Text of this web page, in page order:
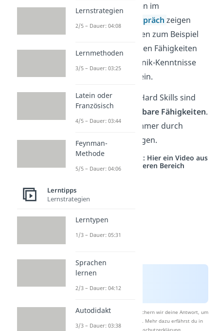
deine Fähigkeiten im
Bewerbungsgesprächzeigen
sollst. Das können zum Beispiel
deine sprachlichen Fähigkeiten
oder deine Technik-Kenntnisse
am Computer sein.
Gut zu wissen:
Hard Skills sind
harte, also greifbare Fähigkeiten.
Du kannst sie immer durch
Nachweise
belegen.
Studyflix vernetzt: Hier ein Video aus
einem anderen Bereich
Nach Beantwortung speichern wir deine Antwort, um
Studyflix zu verbessern. Mehr dazu erfährst du in
unserer
Datenschutzerklärung.
Lernstrategien
2/5 – Dauer: 04:08
Lernmethoden
3/5 – Dauer: 03:25
Latein oder
Französisch
4/5 – Dauer: 03:44
Feynman-
Methode
5/5 – Dauer: 04:06
Lerntipps
Lernstrategien
Lerntypen
1/3 – Dauer: 05:31
Sprachen
lernen
2/3 – Dauer: 04:12
Autodidakt
3/3 – Dauer: 03:38